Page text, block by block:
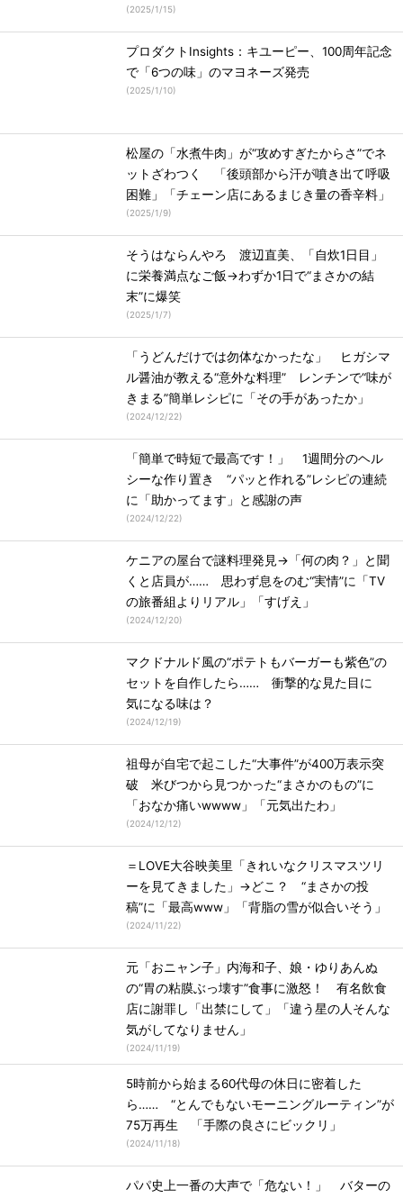
(2025/1/15)
プロダクトInsights：キユーピー、100周年記念
で「6つの味」のマヨネーズ発売
(2025/1/10)
松屋の「水煮牛肉」が“攻めすぎたからさ”でネ
ットざわつく 「後頭部から汗が噴き出て呼吸
困難」「チェーン店にあるまじき量の香辛料」
(2025/1/9)
そうはならんやろ 渡辺直美、「自炊1日目」
に栄養満点なご飯→わずか1日で“まさかの結
末”に爆笑
(2025/1/7)
「うどんだけでは勿体なかったな」 ヒガシマ
ル醤油が教える“意外な料理” レンチンで“味が
きまる”簡単レシピに「その手があったか」
(2024/12/22)
「簡単で時短で最高です！」 1週間分のヘル
シーな作り置き “パッと作れる”レシピの連続
に「助かってます」と感謝の声
(2024/12/22)
ケニアの屋台で謎料理発見→「何の肉？」と聞
くと店員が…… 思わず息をのむ“実情”に「TV
の旅番組よりリアル」「すげえ」
(2024/12/20)
マクドナルド風の“ポテトもバーガーも紫色”の
セットを自作したら…… 衝撃的な見た目に
気になる味は？
(2024/12/19)
祖母が自宅で起こした“大事件”が400万表示突
破 米びつから見つかった“まさかのもの”に
「おなか痛いwwww」「元気出たわ」
(2024/12/12)
＝LOVE大谷映美里「きれいなクリスマスツリ
ーを見てきました」→どこ？ “まさかの投
稿”に「最高www」「背脂の雪が似合いそう」
(2024/11/22)
元「おニャン子」内海和子、娘・ゆりあんぬ
の“胃の粘膜ぶっ壊す”食事に激怒！ 有名飲食
店に謝罪し「出禁にして」「違う星の人そんな
気がしてなりません」
(2024/11/19)
5時前から始まる60代母の休日に密着した
ら…… “とんでもないモーニングルーティン”が
75万再生 「手際の良さにビックリ」
(2024/11/18)
パパ史上一番の大声で「危ない！」 バターの